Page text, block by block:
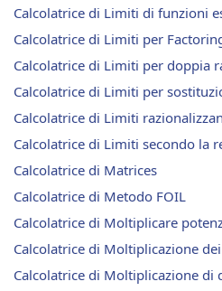
Calcolatrice di Limiti di funzioni
Calcolatrice di Limiti per
Calcolatrice di Limiti per doppia
Calcolatrice di Limiti per
Calcolatrice di Limiti
Calcolatrice di Limiti secondo la
Calcolatrice di Matrices
Calcolatrice di Metodo FOIL
Calcolatrice di Moltiplicare
Calcolatrice di Moltiplicazione
Calcolatrice di Moltiplicazione di